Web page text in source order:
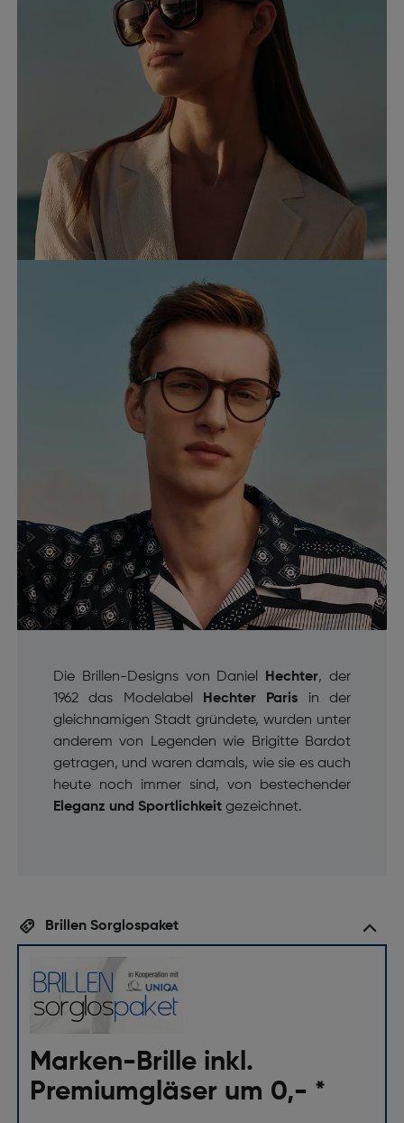
Die Brillen-Designs von Daniel Hechter, der
1962 das Modelabel Hechter Paris in der
gleichnamigen Stadt gründete, wurden unter
anderem von Legenden wie Brigitte Bardot
getragen, und waren damals, wie sie es auch
heute noch immer sind, von bestechender
Eleganz und Sportlichkeitgezeichnet.
Brillen Sorglospaket
Marken-Brille inkl.
Premiumgläser um 0,- *